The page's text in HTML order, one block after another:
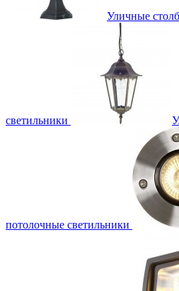
Уличные
светильники
потолочные светильники